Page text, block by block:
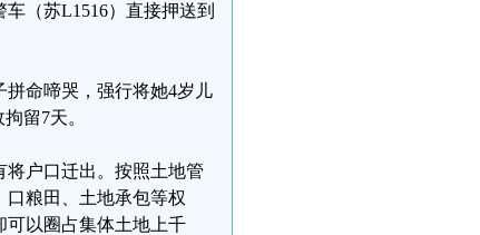
（苏L1516）直接押送到
命啼哭，强行将她4岁儿
留7天。
户口迁出。按照土地管
粮田、土地承包等权
可以圈占集体土地上千